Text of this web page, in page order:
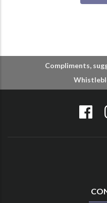
Compliments,